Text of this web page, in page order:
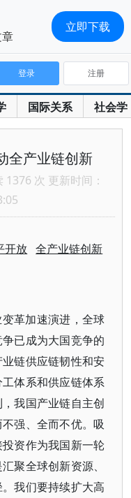
国际关系 社会学
登录 注册
全产业链创新
1376 次 更新时间：
开放 全产业链创新
革加速演进，全球
已成为大国竞争的
链供应链韧性和安
体系和供应链体系
我国产业链自主创
强、全而不优。吸
资作为我国新一轮
聚全球创新资源、
我们要持续扩大高
立即下载